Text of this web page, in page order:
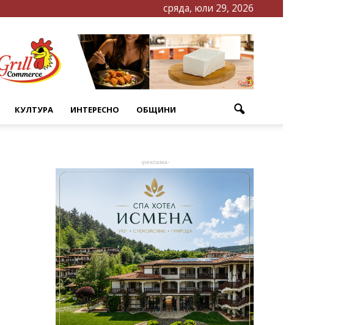
сряда, юли 29, 2026
КУЛТУРА ИНТЕРЕСНО ОБЩИНИ
-реклама-